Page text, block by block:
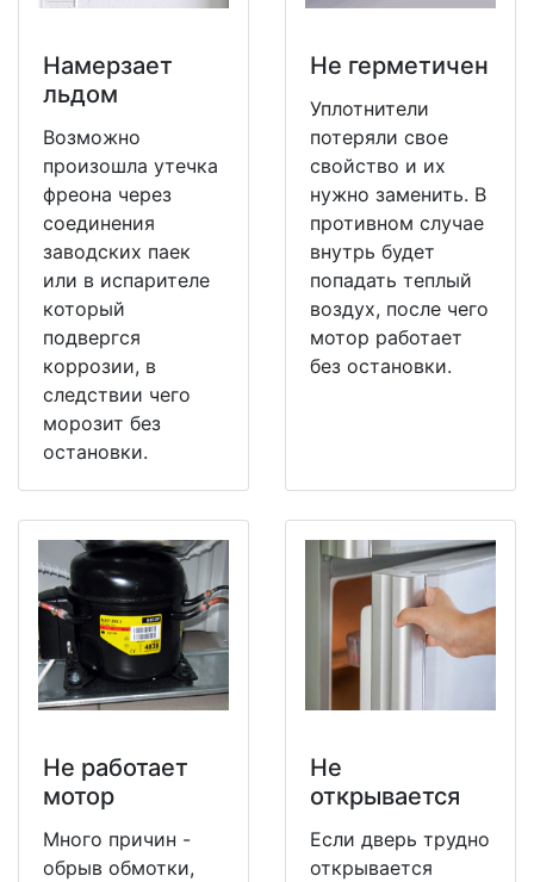
Намерзает
льдом
Возможно
произошла утечка
фреона через
соединения
заводских паек
или в испарителе
который
подвергся
коррозии, в
следствии чего
морозит без
остановки.
Не герметичен
Уплотнители
потеряли свое
свойство и их
нужно заменить. В
противном случае
внутрь будет
попадать теплый
воздух, после чего
мотор работает
без остановки.
Не работает
мотор
Много причин -
обрыв обмотки,
Не
открывается
Если дверь трудно
открывается